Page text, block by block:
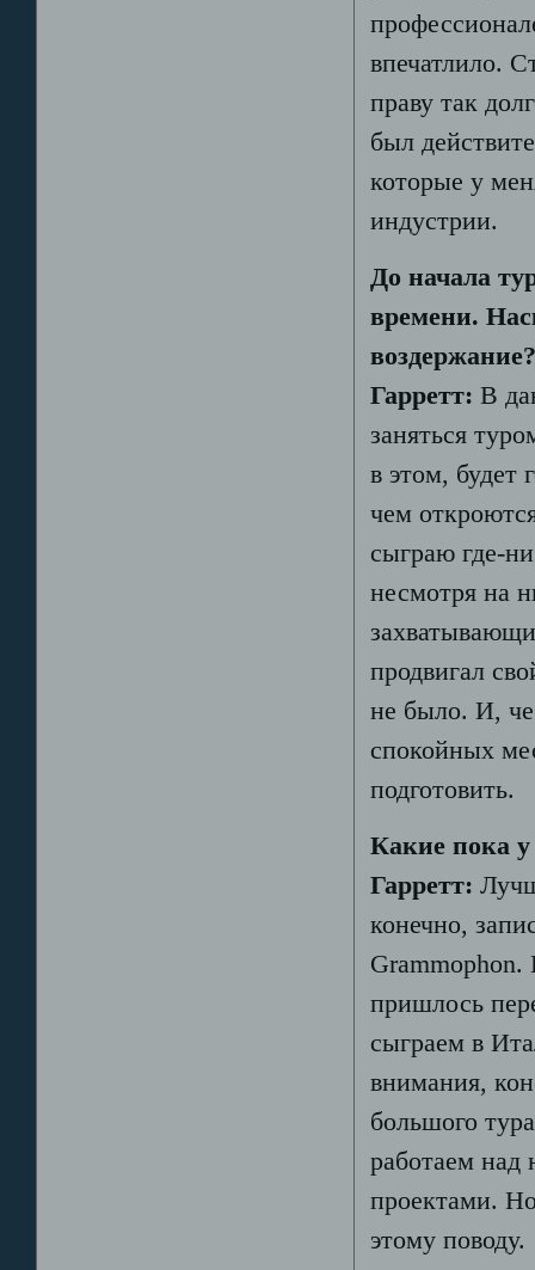
впечатлило.
праву так
был
которые у
индустрии.
До начала
времени.
Гарретт: В
заняться
в этом, будет
чем
сыграю где-
несмотря на
продвигал
не было. И,
спокойных
подготовить.
Какие пока
Гарретт:
конечно,
Grammophon.
пришлось
сыграем в
внимания,
большого
работаем над
проектами.
этому поводу.